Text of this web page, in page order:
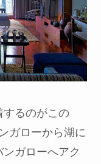
するのがこの
ガローから湖に
ガローへアク